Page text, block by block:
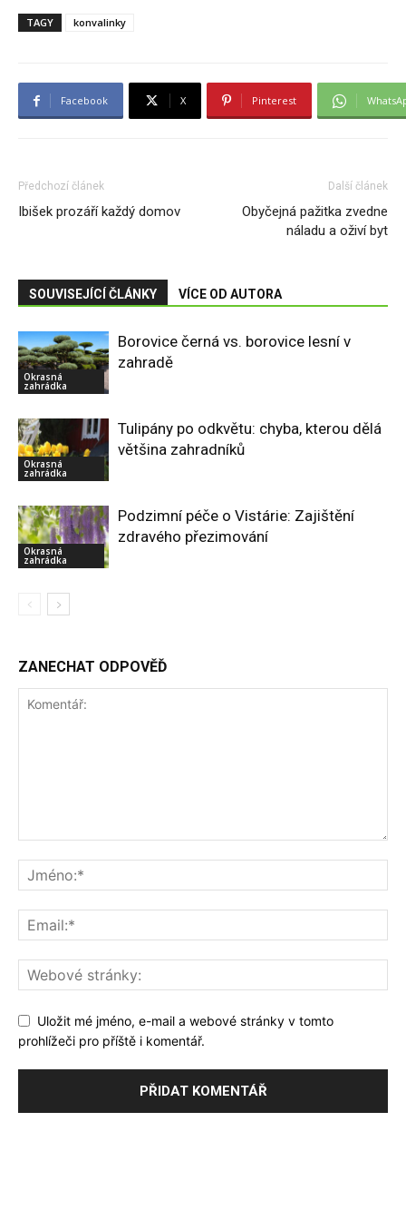
TAGY konvalinky
Facebook X Pinterest
Předchozí článek
Ibišek prozáří každý domov
Další článek
Obyčejná pažitka zvedne
náladu a oživí byt
SOUVISEJÍCÍ ČLÁNKY VÍCE OD AUTORA
Okrasná
zahrádka
Borovice černá vs. borovice lesní v
zahradě
Okrasná
zahrádka
Tulipány po odkvětu: chyba, kterou dělá
většina zahradníků
Okrasná
zahrádka
Podzimní péče o Vistárie: Zajištění
zdravého přezimování
ZANECHAT ODPOVĚĎ
Uložit mé jméno, e-mail a webové stránky v tomto
prohlížeči pro příště i komentář.